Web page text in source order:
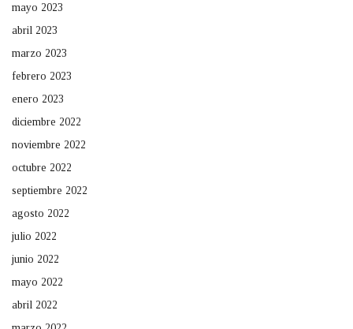
mayo 2023
abril 2023
marzo 2023
febrero 2023
enero 2023
diciembre 2022
noviembre 2022
octubre 2022
septiembre 2022
agosto 2022
julio 2022
junio 2022
mayo 2022
abril 2022